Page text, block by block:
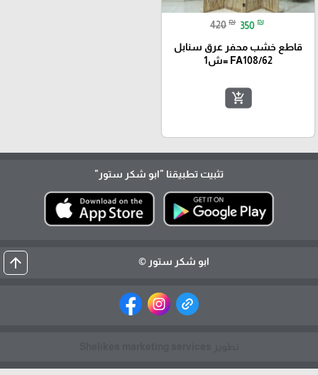
420 ₪ 350 ₪
قاطع خشب محفر عرق سنابل
FA108/62 =ش1
add_shopping_cart
تثبيت تطبيقنا "ابو شكر ستور"
ابو شكر ستور © arrow_upward